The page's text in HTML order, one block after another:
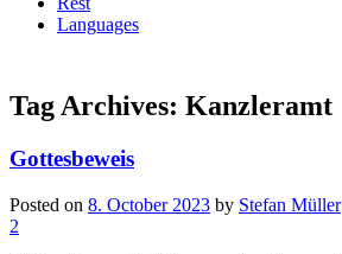
Languages
Tag Archives: Kanzleramt
Gottesbeweis
Posted on 8. October 2023 by Stefan Müller
2